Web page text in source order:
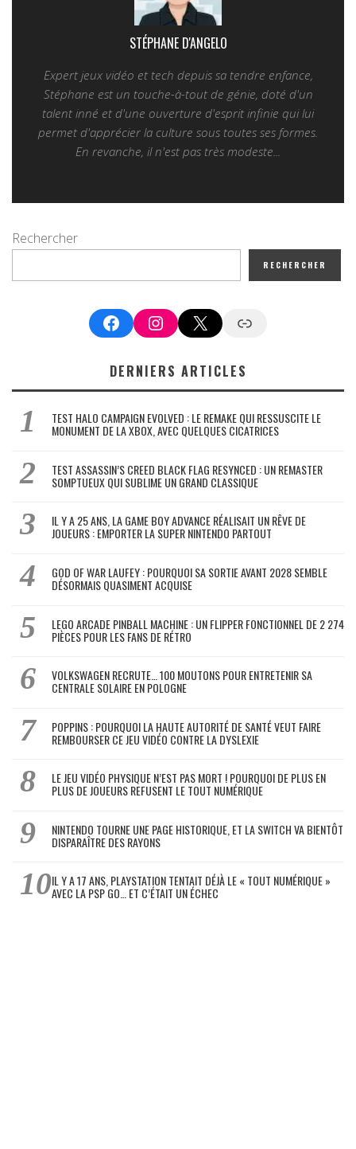
STÉPHANE D'ANGELO
Expert jeux vidéo et tech depuis sa tendre enfance,
Stéphane est un touche-à-tout de génie, doté d'un
talent inné et d'une ouverture d'esprit infinie qui lui
permet d'apprécier la culture sous toutes ses formes.
En revanche, il n'est pas très modeste...
Rechercher
RECHERCHER
FacebookInstagram
X Google News
DERNIERS ARTICLES
TEST HALO CAMPAIGN EVOLVED : LE REMAKE QUI RESSUSCITE LE
MONUMENT DE LA XBOX, AVEC QUELQUES CICATRICES
TEST ASSASSIN’S CREED BLACK FLAG RESYNCED : UN REMASTER
SOMPTUEUX QUI SUBLIME UN GRAND CLASSIQUE
IL Y A 25 ANS, LA GAME BOY ADVANCE RÉALISAIT UN RÊVE DE
JOUEURS : EMPORTER LA SUPER NINTENDO PARTOUT
GOD OF WAR LAUFEY : POURQUOI SA SORTIE AVANT 2028 SEMBLE
DÉSORMAIS QUASIMENT ACQUISE
LEGO ARCADE PINBALL MACHINE : UN FLIPPER FONCTIONNEL DE 2 274
PIÈCES POUR LES FANS DE RÉTRO
VOLKSWAGEN RECRUTE… 100 MOUTONS POUR ENTRETENIR SA
CENTRALE SOLAIRE EN POLOGNE
POPPINS : POURQUOI LA HAUTE AUTORITÉ DE SANTÉ VEUT FAIRE
REMBOURSER CE JEU VIDÉO CONTRE LA DYSLEXIE
LE JEU VIDÉO PHYSIQUE N’EST PAS MORT ! POURQUOI DE PLUS EN
PLUS DE JOUEURS REFUSENT LE TOUT NUMÉRIQUE
NINTENDO TOURNE UNE PAGE HISTORIQUE, ET LA SWITCH VA BIENTÔT
DISPARAÎTRE DES RAYONS
IL Y A 17 ANS, PLAYSTATION TENTAIT DÉJÀ LE « TOUT NUMÉRIQUE »
AVEC LA PSP GO… ET C’ÉTAIT UN ÉCHEC